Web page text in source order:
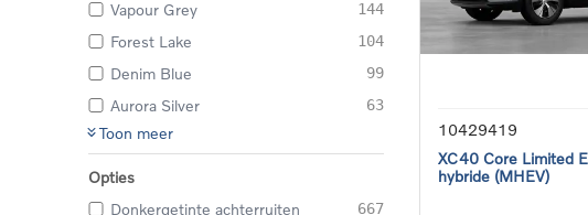
Vapour Grey 144
Forest Lake 104
Denim Blue 99
Aurora Silver 63
Toon meer
Opties
Donkergetinte achterruiten
667
10429419
XC40 Core Limited
hybride (MHEV)